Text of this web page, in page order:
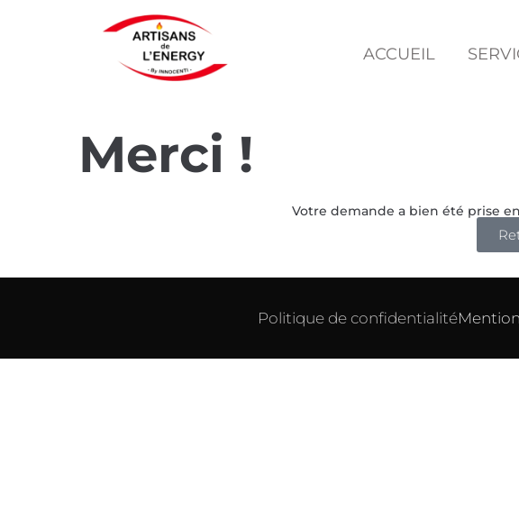
ACCUEIL
Merci !
Votre demande a bien été prise
Politique de confidentialité